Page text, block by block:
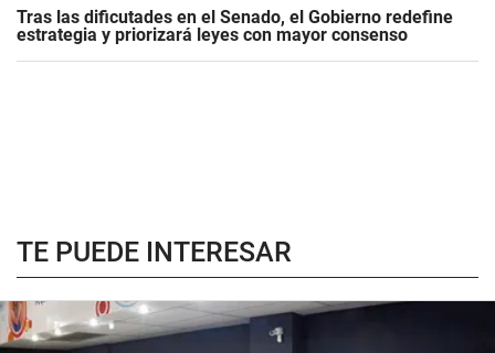
Tras las dificutades en el Senado, el Gobierno redefine
estrategia y priorizará leyes con mayor consenso
TE PUEDE INTERESAR